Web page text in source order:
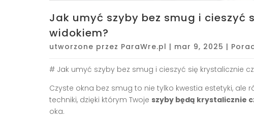
Jak umyć szyby bez smug i cieszyć
widokiem?
utworzone przez ParaWre.pl | mar 9, 2025 |
# Jak umyć szyby bez smug i cieszyć się krystalicznie
Czyste okna bez smug to nie tylko kwestia estetyki, ale
techniki, dzięki którym Twoje szyby będą krystalicznie
oka.